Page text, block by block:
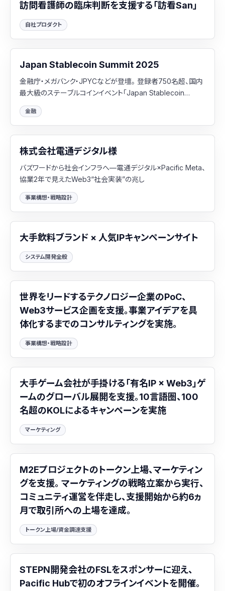
訪問看護師の臨床判断を支援する「訪看San」
自社プロダクト
Japan Stablecoin Summit 2025
金融庁・メガバンク・JPYCなどが登壇。 登録者750名超、国内
最大級のステーブルコインイベント「Japan Stablecoin
Summit 2025」を主催
金融
株式会社電通デジタル様
バズワードから社会インフラへ—電通デジタル×Pacific Meta、
協業2年で見えたWeb3“社会実装”の兆し
事業構想・戦略設計
大手飲料ブランド × 人気IPキャンペーンサイト
システム開発全般
世界をリードするテクノロジー企業のPoC、
Web3サービス企画を支援。事業アイデアを具
体化するまでのコンサルティングを実施。
事業構想・戦略設計
大手ゲーム会社が手掛ける「有名IP × Web3」ゲ
ームのグローバル展開を支援。10言語圏、100
名超のKOLによるキャンペーンを実施
マーケティング
M2Eプロジェクトのトークン上場、マーケティン
グを支援。 マーケティングの戦略立案から実行、
コミュニティ運営を伴走し、支援開始から約6ヵ
月で取引所への上場を達成。
トークン上場/資金調達支援
STEPN開発会社のFSLをスポンサーに迎え、
Pacific Hubで初のオフラインイベントを開催。